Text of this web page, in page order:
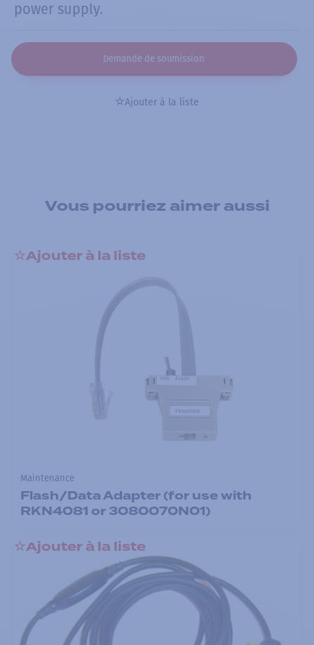
power supply.
Demande de soumission
Ajouter à la liste
Vous pourriez aimer aussi
Ajouter à la liste
Maintenance
Flash/Data Adapter (for use with
RKN4081 or 3080070N01)
Ajouter à la liste